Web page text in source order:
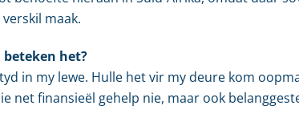
maak.
het?
in my lewe. Hulle het vir my deure kom
finansieël gehelp nie, maar ook